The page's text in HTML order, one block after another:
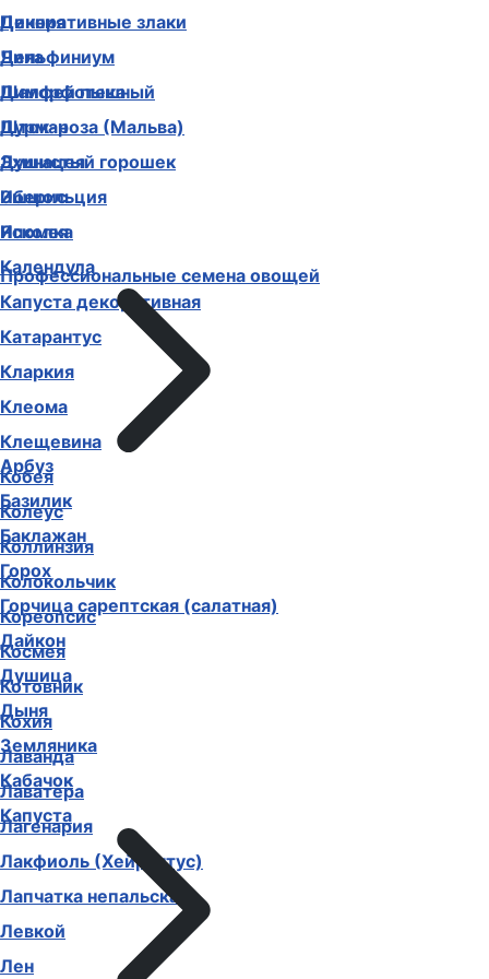
Декоративные злаки
Дельфиниум
Диморфотека
Дурман
Душистый горошек
Иберис
Ипомея
Календула
Капуста декоративная
Катарантус
Кларкия
Клеома
Клещевина
Кобея
Колеус
Коллинзия
Колокольчик
Кореопсис
Космея
Котовник
Кохия
Лаванда
Лаватера
Лагенария
Лакфиоль (Хейрантус)
Лапчатка непальская
Левкой
Лен
Цинерария
Цинния
Чина
Шалфей пышный
Шток-роза (Мальва)
Эхинацея
Эшшольция
Ясколка
Профессиональные семена овощей
Арбуз
Базилик
Баклажан
Горох
Горчица сарептская (салатная)
Дайкон
Душица
Дыня
Земляника
Кабачок
Капуста